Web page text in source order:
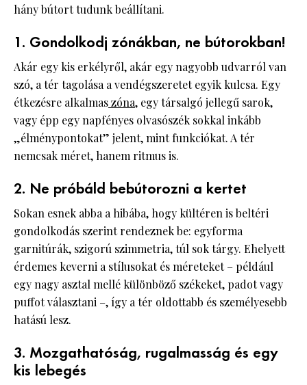
hány bútort tudunk beállítani.
1. Gondolkodj zónákban, ne bútorokban!
Akár egy kis erkélyről, akár egy nagyobb udvarról van
szó, a tér tagolása a vendégszeretet egyik kulcsa. Egy
étkezésre alkalmaszóna, egy társalgó jellegű sarok,
vagy épp egy napfényes olvasószék sokkal inkább
„élménypontokat” jelent, mint funkciókat. A tér
nemcsak méret, hanem ritmus is.
2. Ne próbáld bebútorozni a kertet
Sokan esnek abba a hibába, hogy kültéren is beltéri
gondolkodás szerint rendeznek be: egyforma
garnitúrák, szigorú szimmetria, túl sok tárgy. Ehelyett
érdemes keverni a stílusokat és méreteket – például
egy nagy asztal mellé különböző székeket, padot vagy
puffot választani –, így a tér oldottabb és személyesebb
hatású lesz.
3. Mozgathatóság, rugalmasság és egy
kis lebegés